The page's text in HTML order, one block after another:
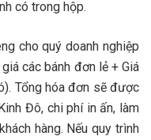
có trong hộp.
cho quý doanh nghiệp
các bánh đơn lẻ + Giá
Tổng hóa đơn sẽ được
Đô, chi phí in ấn, làm
hàng. Nếu quy trình